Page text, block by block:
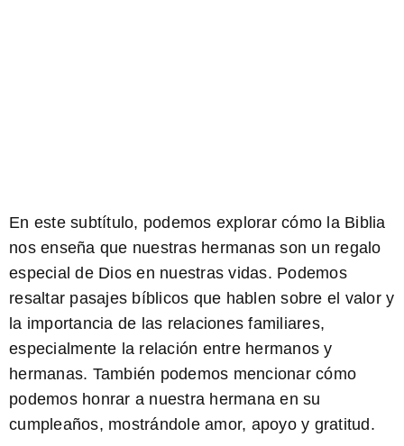
En este subtítulo, podemos explorar cómo la Biblia
nos enseña que nuestras hermanas son un regalo
especial de Dios en nuestras vidas. Podemos
resaltar pasajes bíblicos que hablen sobre el valor y
la importancia de las relaciones familiares,
especialmente la relación entre hermanos y
hermanas. También podemos mencionar cómo
podemos honrar a nuestra hermana en su
cumpleaños, mostrándole amor, apoyo y gratitud.